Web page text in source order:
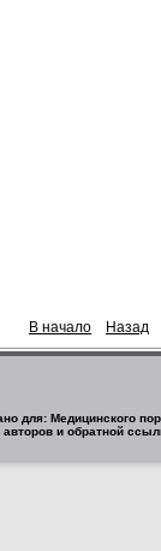
В начало Назад
для: Медицинского
авторов и обратной